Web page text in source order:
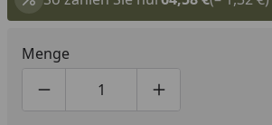
Menge
Produktmenge um eins verringern
Produktmenge manuell
Produktmenge